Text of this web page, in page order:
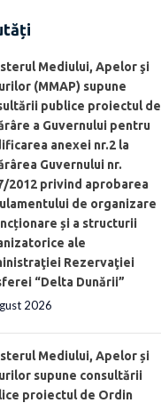
Mediului, Apelor şi
(MMAP) supune
publice proiectul de
a Guvernului pentru
anexei nr.2 la
Guvernului nr.
2012 privind aprobarea
de organizare
și a structurii
ale
Rezervaţiei
“Delta Dunării”
2026
Mediului, Apelor și
supune consultării
proiectul de Ordin